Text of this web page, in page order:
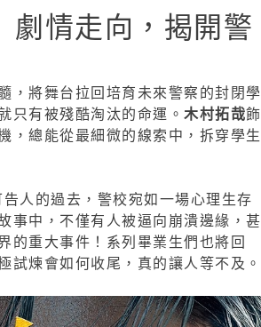
劇情走向，揭開警
，將舞台拉回培育未來警察的封閉學
只有被殘酷淘汰的命運。 木村拓哉飾
，總能從最細微的線索中，拆穿學生
人的過去，警校宛如一場心理生存
事中，不僅有人被逼向崩潰邊緣，甚
的重大事件！系列畢業生們也將回
試煉會如何收尾，真的讓人等不及。